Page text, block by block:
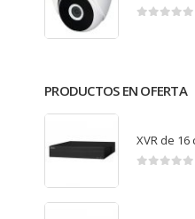
PRODUCTOS EN OFERTA